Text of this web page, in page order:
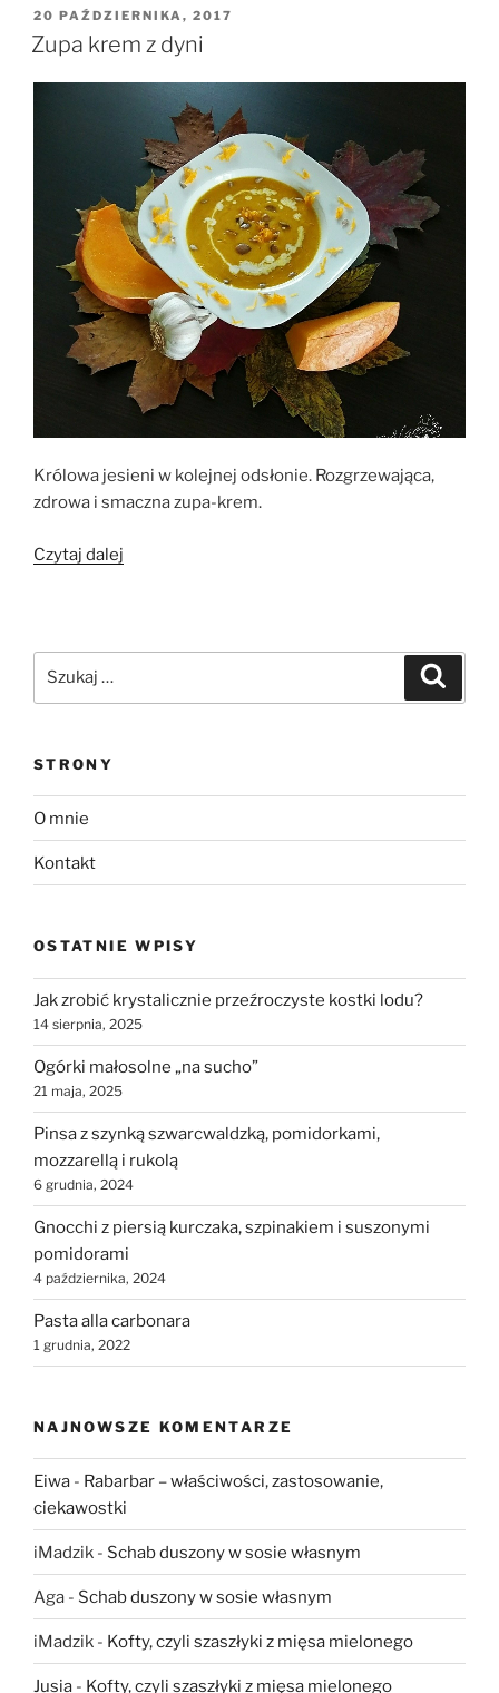
zapiekanka”
OPUBLIKOWANE
W
20 PAŹDZIERNIKA, 2017
Zupa krem z dyni
Królowa jesieni w kolejnej odsłonie. Rozgrzewająca,
zdrowa i smaczna zupa-krem.
Czytaj dalej
STRONY
O mnie
Kontakt
OSTATNIE WPISY
Jak zrobić krystalicznie przeźroczyste kostki lodu?
14 sierpnia, 2025
Ogórki małosolne „na sucho”
21 maja, 2025
Pinsa z szynką szwarcwaldzką, pomidorkami,
mozzarellą i rukolą
6 grudnia, 2024
Gnocchi z piersią kurczaka, szpinakiem i suszonymi
pomidorami
4 października, 2024
Pasta alla carbonara
1 grudnia, 2022
NAJNOWSZE KOMENTARZE
Eiwa - Rabarbar – właściwości, zastosowanie,
ciekawostki
iMadzik - Schab duszony w sosie własnym
Aga - Schab duszony w sosie własnym
iMadzik - Kofty, czyli szaszłyki z mięsa mielonego
Jusia - Kofty, czyli szaszłyki z mięsa mielonego